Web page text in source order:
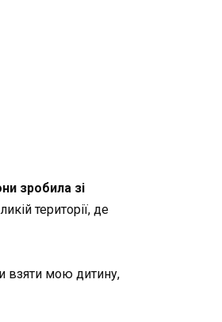
зробила зі
території, де
взяти мою дитину,